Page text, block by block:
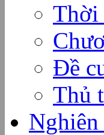
Thời
Đề
Thủ
Nghiên